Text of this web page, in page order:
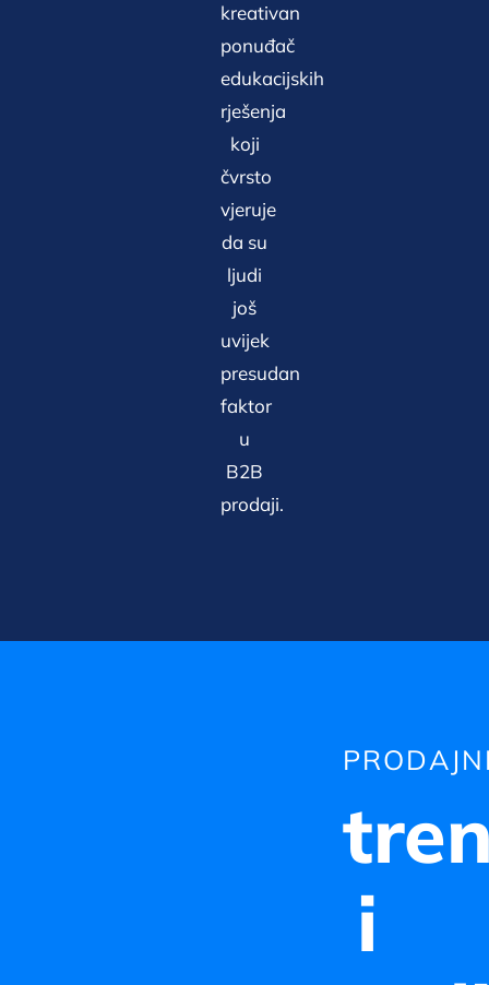
kreativan
ponuđač
edukacijskih
rješenja
koji
čvrsto
vjeruje
da su
ljudi
još
uvijek
presudan
faktor
u
B2B
prodaji.
i